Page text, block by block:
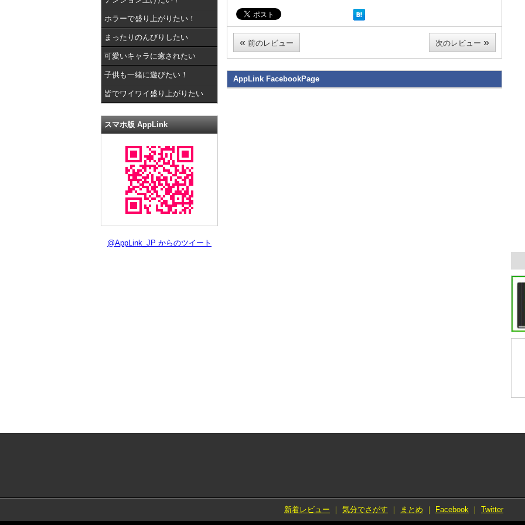
ホラーで盛り上がりたい！
まったりのんびりしたい
可愛いキャラに癒されたい
子供も一緒に遊びたい！
皆でワイワイ盛り上がりたい
スマホ版 AppLink
@AppLink_JP からのツイート
« 前のレビュー 次のレビュー »
AppLink FacebookPage
新着レビュー ｜ 気分でさがす ｜ まとめ ｜ Facebook ｜ Twitter